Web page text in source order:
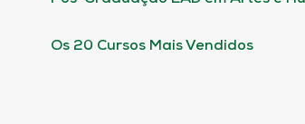
Os 20 Cursos Mais Vendidos